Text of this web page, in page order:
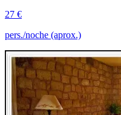
27 €
pers./noche (aprox.)